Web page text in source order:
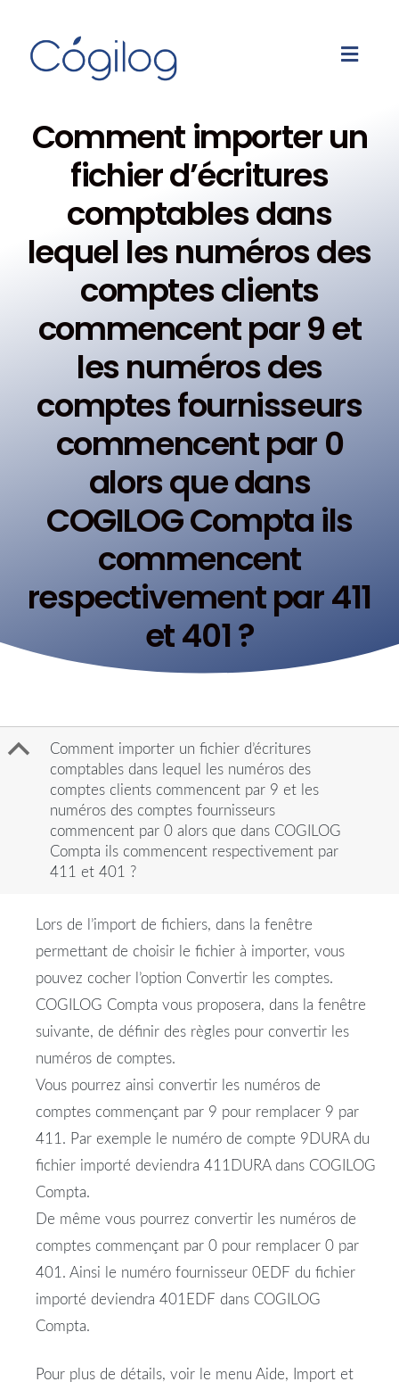
Comment importer un
fichier d’écritures
comptables dans
lequel les numéros des
comptes clients
commencent par 9 et
les numéros des
comptes fournisseurs
commencent par 0
alors que dans
COGILOG Compta ils
commencent
respectivement par 411
et 401 ?
B
Comment importer un fichier d’écritures
comptables dans lequel les numéros des
comptes clients commencent par 9 et les
numéros des comptes fournisseurs
commencent par 0 alors que dans COGILOG
Compta ils commencent respectivement par
411 et 401 ?
Lors de l’import de fichiers, dans la fenêtre
permettant de choisir le fichier à importer, vous
pouvez cocher l’option Convertir les comptes.
COGILOG Compta vous proposera, dans la fenêtre
suivante, de définir des règles pour convertir les
numéros de comptes.
Vous pourrez ainsi convertir les numéros de
comptes commençant par 9 pour remplacer 9 par
411. Par exemple le numéro de compte 9DURA du
fichier importé deviendra 411DURA dans COGILOG
Compta.
De même vous pourrez convertir les numéros de
comptes commençant par 0 pour remplacer 0 par
401. Ainsi le numéro fournisseur 0EDF du fichier
importé deviendra 401EDF dans COGILOG
Compta.
Pour plus de détails, voir le menu Aide, Import et